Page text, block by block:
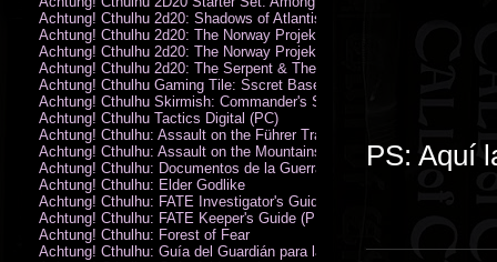
PS: Aquí
Achtung! Cthulhu 2d20: Shadows of Atlantis
Achtung! Cthulhu 2d20: The Norway Projekt
Achtung! Cthulhu 2d20: The Norway Projekt (PDF)
Achtung! Cthulhu 2d20: The Serpent & The Sands
Achtung! Cthulhu Gaming Tile: Sscret Base & Icy Ruins
Achtung! Cthulhu Skirmish: Commander's Set
Achtung! Cthulhu Tactics Digital (PC)
Achtung! Cthulhu: Assault on the Führer Train
Achtung! Cthulhu: Assault on the Mountains of Madness
Achtung! Cthulhu: Documentos de la Guerra Secreta
Achtung! Cthulhu: Elder Godlike
Achtung! Cthulhu: FATE Investigator's Guide (PDF)
Achtung! Cthulhu: FATE Keeper's Guide (PDF)
Achtung! Cthulhu: Forest of Fear
Achtung! Cthulhu: Guía del Guardián para la Guerra Secreta